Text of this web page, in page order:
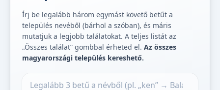
Írj be legalább három egymást követő betűt a
település nevéből (bárhol a szóban), és máris
mutatjuk a legjobb találatokat. A teljes listát az
„Összes találat” gombbal érheted el. Az összes
magyarországi település kereshető.